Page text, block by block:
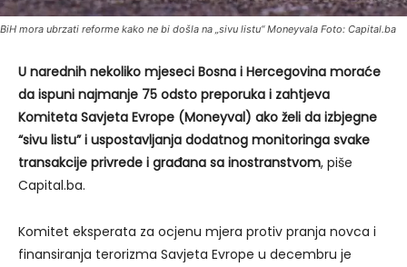
BiH mora ubrzati reforme kako ne bi došla na „sivu listu“ Moneyvala Foto: Capital.ba
U narednih nekoliko mjeseci Bosna i Hercegovina moraće
da ispuni najmanje 75 odsto preporuka i zahtjeva
Komiteta Savjeta Evrope (Moneyval) ako želi da izbjegne
“sivu listu” i uspostavljanja dodatnog monitoringa svake
transakcije privrede i građana sa inostranstvom, piše
Capital.ba.
Komitet eksperata za ocjenu mjera protiv pranja novca i
finansiranja terorizma Savjeta Evrope u decembru je